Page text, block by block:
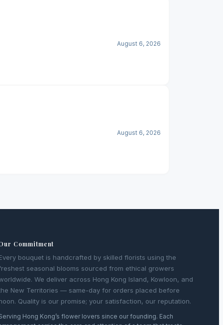
August 6, 2026
August 6, 2026
Commitment
bouquet is handcrafted by skilled florists using the
seasonal blooms sourced from ethical growers
We deliver across Hong Kong Island, Kowloon, and
New Territories — same-day for orders placed before
Quality is our promise; your satisfaction, our reputation.
Hong Kong’s flower lovers since our founding. Each